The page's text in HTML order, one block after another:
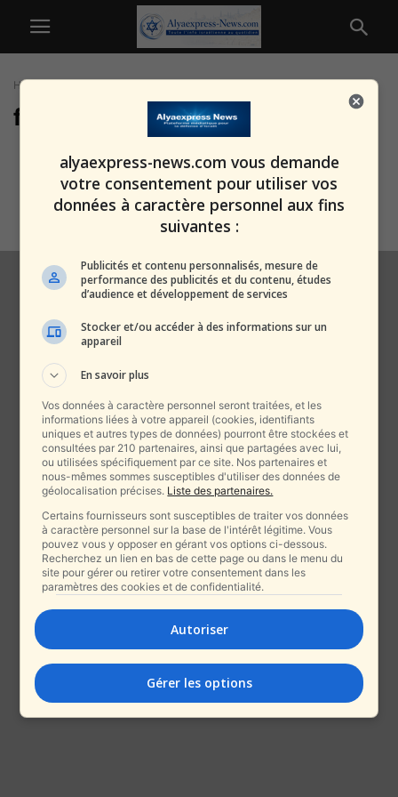
Home
familles religieuses
Affaire du nourrisson de Givat
Zeev : le dossier classé, les...
alxprss_sab 5 novembre 2025
alyaexpress-news.com vous demande
votre consentement pour utiliser vos
données à caractère personnel aux fins
suivantes :
Publicités et contenu personnalisés, mesure de
performance des publicités et du contenu, études
d’audience et développement de services
Stocker et/ou accéder à des informations sur un
appareil
En savoir plus
Vos données à caractère personnel seront traitées, et les
informations liées à votre appareil (cookies, identifiants
uniques et autres types de données) pourront être stockées et
consultées par 210 partenaires, ainsi que partagées avec lui,
ou utilisées spécifiquement par ce site. Nos partenaires et
nous-mêmes sommes susceptibles d'utiliser des données de
géolocalisation précises. Liste des partenaires.
Certains fournisseurs sont susceptibles de traiter vos données
à caractère personnel sur la base de l'intérêt légitime. Vous
pouvez vous y opposer en gérant vos options ci-dessous.
Recherchez un lien en bas de cette page ou dans le menu du
site pour gérer ou retirer votre consentement dans les
paramètres des cookies et de confidentialité.
Autoriser
Gérer les options